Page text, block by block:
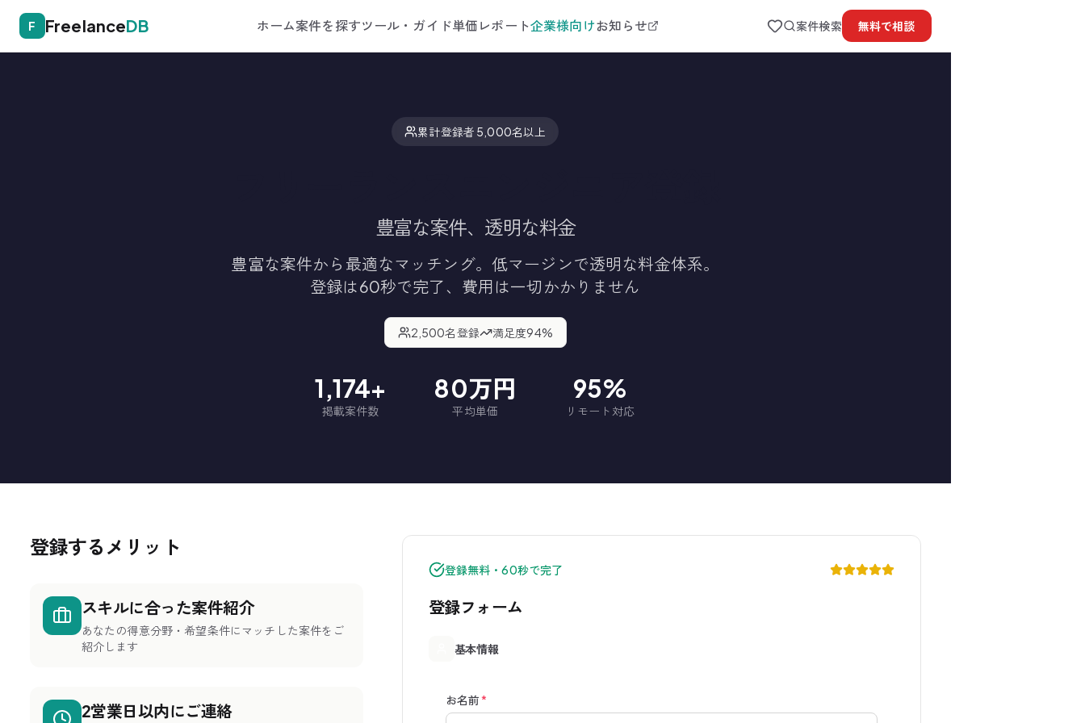
F FreelanceDB ホーム案件を探すツール・ガイド単価レポート企業様向けお知らせ 案件検索 無料で相談
累計登録者 5,000名以上
豊富な案件、透明な料金
豊富な案件から最適なマッチング。低マージンで透明な料金体系。
登録は60秒で完了、費用は一切かかりません
2,500名登録 満足度94%
1,174+
掲載案件数
80万円
平均単価
95%
リモート対応
登録無料・60秒で完了
登録フォーム
基本情報
お名前*
登録するメリット
スキルに合った案件紹介
あなたの得意分野・希望条件にマッチした案件をご
紹介します
2営業日以内にご連絡